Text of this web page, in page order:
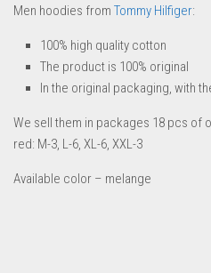
Schuhe & Accessoires
Sport & Freizeit
Wohnen & Einrichten
Men hoodies from Tommy Hilfiger:
100% high quality cotton
The product is 100% original
In the original packaging, with
We sell them in packages 18 pcs of
red: M-3, L-6, XL-6, XXL-3
Available color – melange